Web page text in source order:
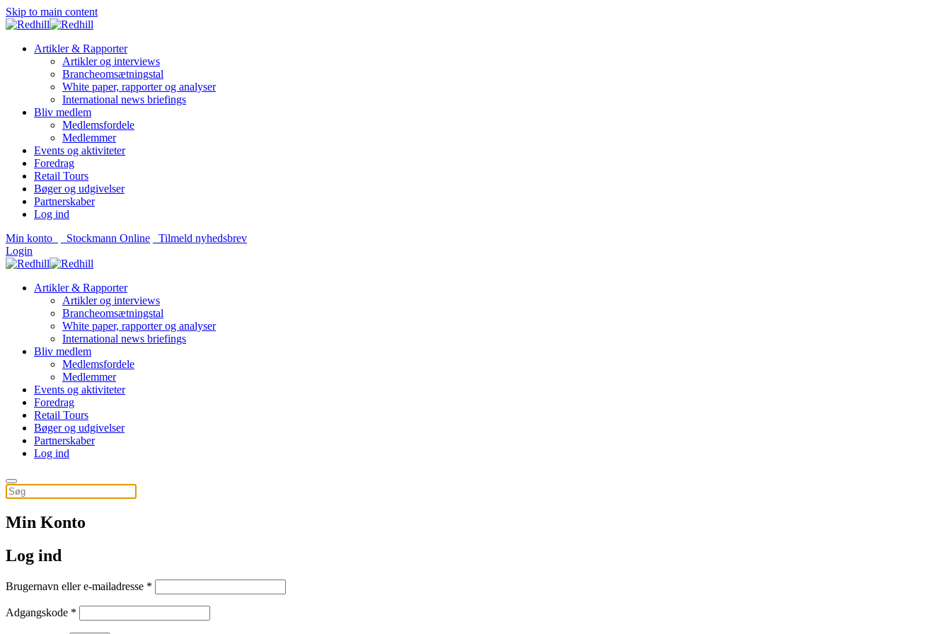
Skip to main content
Artikler & Rapporter
Artikler og interviews
Brancheomsætningstal
White paper, rapporter og analyser
International news briefings
Bliv medlem
Medlemsfordele
Medlemmer
Events og aktiviteter
Foredrag
Retail Tours
Bøger og udgivelser
Partnerskaber
Log ind
Min konto
Stockmann Online
Tilmeld nyhedsbrev
Login
Artikler & Rapporter
Artikler og interviews
Brancheomsætningstal
White paper, rapporter og analyser
International news briefings
Bliv medlem
Medlemsfordele
Medlemmer
Events og aktiviteter
Foredrag
Retail Tours
Bøger og udgivelser
Partnerskaber
Log ind
Min Konto
Log ind
Brugernavn eller e-mailadresse *
Adgangskode *